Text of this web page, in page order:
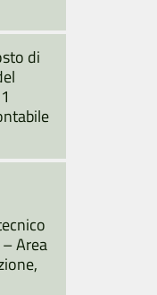
di
Area